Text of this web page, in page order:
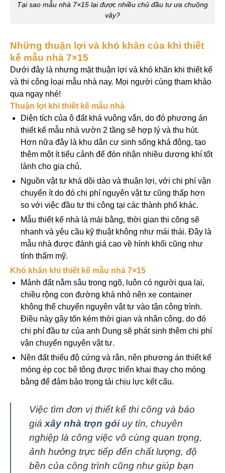
Tại sao mẫu nhà 7×15 lại được nhiều chủ đầu tư ưa chuộng
vậy?
Những thuận lợi và khó khăn của khi thiết
kế mẫu nhà 7×15
Dưới đây là nhưng mặt thuận lợi và khó khăn khi thiết kế
và thi công loại mẫu nhà nay. Mọi người cùng tham khảo
qua ngay nhé!
Thuận lợi khi thiết kế mẫu nhà
Diện tích của ô đất khá vuông vắn, do đó phương án
thiết kế mẫu nhà vườn 2 tầng sẽ hợp lý và thu hút.
Hơn nữa đây là khu dân cư sinh sống khá đông, tạo
thêm một ít tiểu cảnh để đón nhận nhiều dương khí tốt
lành cho gia chủ.
Nguồn vật tư khá dồi dào và thuận lợi, với chi phí vận
chuyển ít do đó chi phí nguyên vật tư cũng thấp hơn
so với việc đầu tư thi công tại các thành phố khác.
Mẫu thiết kế nhà là mái bằng, thời gian thi công sẽ
nhanh và yêu cầu kỹ thuật không như mái thái. Đây là
mẫu nhà được đánh giá cao về hình khối cũng như
tính thẩm mỹ.
Khó khăn khi thiết kế mẫu nhà 7×15
Mảnh đất nằm sâu trong ngõ, luôn có người qua lại,
chiều rộng con đường khá nhỏ nên xe container
không thể chuyển nguyên vật tư vào tận công trình.
Điều này gây tốn kém thời gian và nhân công, do đó
chi phí đầu tư của anh Dung sẽ phát sinh thêm chi phí
vận chuyển nguyên vật tư.
Nền đất thiếu độ cứng và rắn, nên phương án thiết kế
móng ép cọc bê tông được triển khai thay cho móng
bằng để đảm bảo trọng tải chịu lực kết cấu.
Việc tìm đơn vị thiết kế thi công và báo
giá xây nhà trọn góiuy tín, chuyên
nghiệp là công việc vô cùng quan trọng,
ảnh hưởng trực tiếp đến chất lượng, độ
bền của công trình cũng như giúp bạn